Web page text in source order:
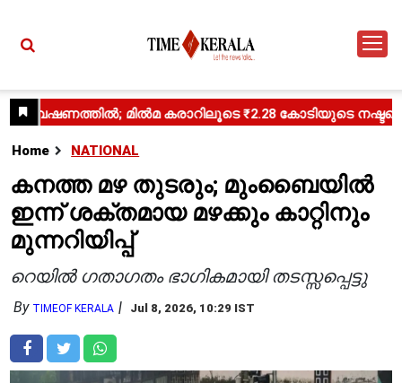
Home NATIONAL
കനത്ത മഴ തുടരും; മുംബൈയിൽ
ഇന്ന് ശക്തമായ മഴക്കും കാറ്റിനും
മുന്നറിയിപ്പ്
റെയിൽ ഗതാഗതം ഭാഗികമായി തടസ്സപ്പെട്ടു
By TIMEOF KERALA Jul 8, 2026, 10:29 IST